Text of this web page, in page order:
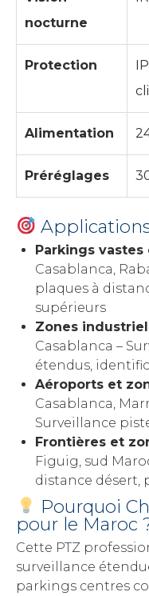
nocturne
Protection
Alimentation
Préréglages
Parkings
Casablanca,
plaques à
supérieurs
Zones
Casablanca –
étendus,
Aéroports et
Casablanca,
Surveillance
Frontières et
Figuig, sud
distance désert,
Pourquoi
pour le Maroc
Cette PTZ
surveillance
parkings centres